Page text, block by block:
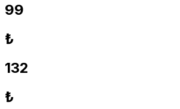
99
₺
132
₺